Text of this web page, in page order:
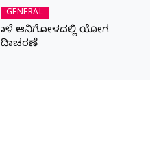
GENERAL
ನಾಳೆ ಆನಿಗೋಳದಲ್ಲಿ ಯೋಗ
ದಿನಾಚರಣೆ